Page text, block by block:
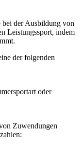
bei der Ausbildung von
Leistungssport, indem
der folgenden
oder
Zuwendungen